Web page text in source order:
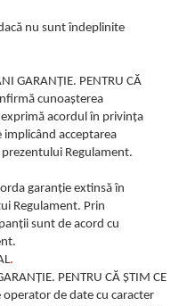
nu sunt îndeplinite
GARANȚIE. PENTRU CĂ
cunoașterea
acordul în privința
implicând acceptarea
Regulament.
garanție extinsă în
Regulament. Prin
sunt de acord cu
.
PENTRU CĂ ȘTIM CE
operator de date cu caracter